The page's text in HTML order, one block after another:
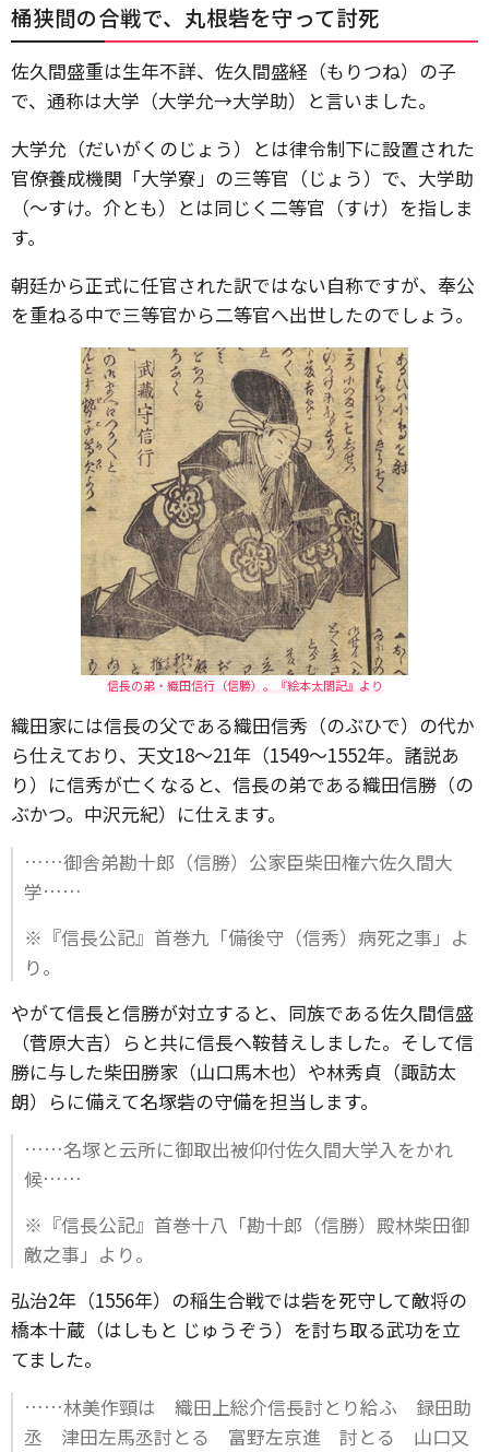
桶狭間の合戦で、丸根砦を守って討死
佐久間盛重は生年不詳、佐久間盛経（もりつね）の子
で、通称は大学（大学允→大学助）と言いました。
大学允（だいがくのじょう）とは律令制下に設置された
官僚養成機関「大学寮」の三等官（じょう）で、大学助
（～すけ。介とも）とは同じく二等官（すけ）を指しま
す。
朝廷から正式に任官された訳ではない自称ですが、奉公
を重ねる中で三等官から二等官へ出世したのでしょう。
信長の弟・織田信行（信勝）。『絵本太閤記』より
織田家には信長の父である織田信秀（のぶひで）の代か
ら仕えており、天文18～21年（1549～1552年。諸説あ
り）に信秀が亡くなると、信長の弟である織田信勝（の
ぶかつ。中沢元紀）に仕えます。
……御舎弟勘十郎（信勝）公家臣柴田権六佐久間大
学……
※『信長公記』首巻九「備後守（信秀）病死之事」よ
り。
やがて信長と信勝が対立すると、同族である佐久間信盛
（菅原大吉）らと共に信長へ鞍替えしました。そして信
勝に与した柴田勝家（山口馬木也）や林秀貞（諏訪太
朗）らに備えて名塚砦の守備を担当します。
……名塚と云所に御取出被仰付佐久間大学入をかれ
候……
※『信長公記』首巻十八「勘十郎（信勝）殿林柴田御
敵之事」より。
弘治2年（1556年）の稲生合戦では砦を死守して敵将の
橋本十蔵（はしもと じゅうぞう）を討ち取る武功を立
てました。
……林美作頸は 織田上総介信長討とり給ふ 録田助
丞 津田左馬丞討とる 富野左京進 討とる 山口又